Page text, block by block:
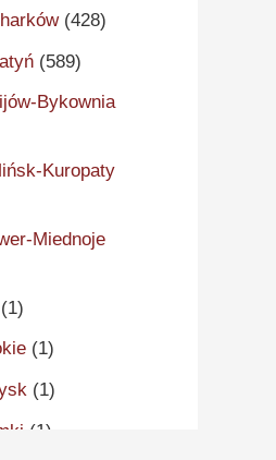
(428)
(589)
Bykownia
Kuropaty
Miednoje
(1)
(1)
(1)
(1)